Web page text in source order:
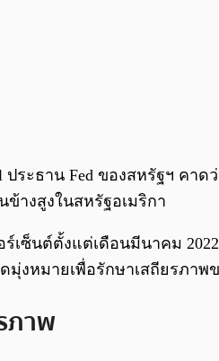
ประธาน Fed ของสหรัฐฯ คา
างสูงในสหรัฐอเมริกา
เซ็นต์ตั้งแต่เดือนมีนาคม
งหมายเพื่อรักษาเสถียรภาพ
ภาพ